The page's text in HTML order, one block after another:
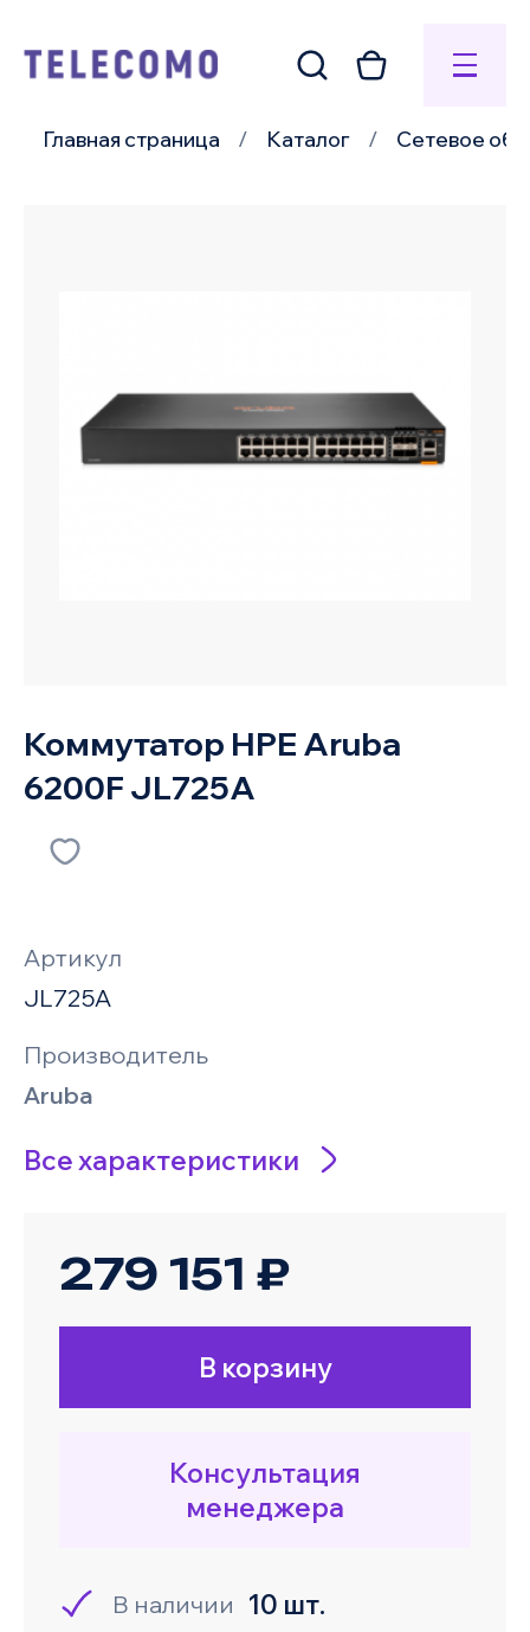
Главная страница Каталог Сетевое
Коммутатор HPE Aruba
6200F JL725A
Артикул
JL725A
Производитель
Aruba
Все характеристики
279 151 ₽
В корзину
Консультация
менеджера
В наличии 10 шт.